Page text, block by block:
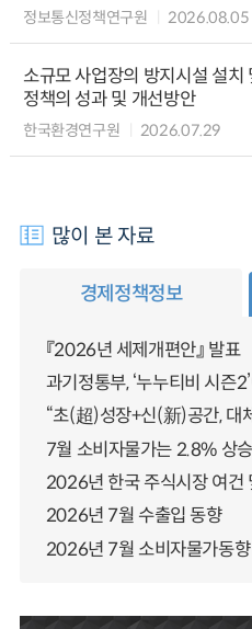
정보통신정책연구원 2026.08.05
소규모 사업장의 방지시설 설
정책의 성과 및 개선방안
한국환경연구원 2026.07.29
많이 본 자료
경제정책정보
『2026년 세제개편안』 발표
과기정통부, ‘누누티비 시즌
“초(超)성장+신(新)공간, 대
7월 소비자물가는 2.8% 상승
2026년 한국 주식시장 여건
2026년 7월 수출입 동향
2026년 7월 소비자물가동향